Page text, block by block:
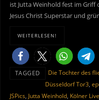
ist Jutta Weinhold fest im Griff
Jesus Christ Superstar und
WEITERLESEN!
TAGGED Die Tochter des
Düsseldorf Tor3,
JSPics, Jutta Weinhold, Kölner